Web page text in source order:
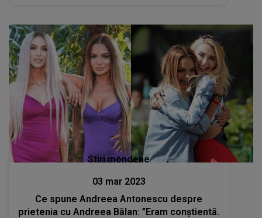
Stiri mondene
03 mar 2023
Ce spune Andreea Antonescu despre
prietenia cu Andreea Bălan: ”Eram conștientă.